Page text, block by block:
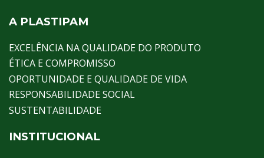
A PLASTIPAM
EXCELÊNCIA NA QUALIDADE DO PRODUTO
ÉTICA E COMPROMISSO
OPORTUNIDADE E QUALIDADE DE VIDA
RESPONSABILIDADE SOCIAL
SUSTENTABILIDADE
INSTITUCIONAL